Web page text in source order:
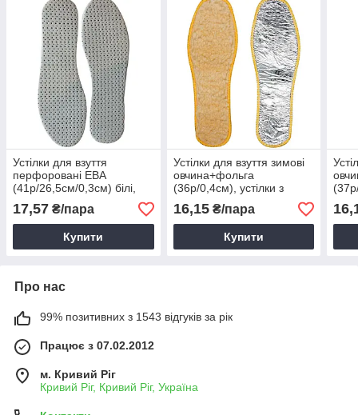
Устілки для взуття
перфоровані ЕВА
(41р/26,5см/0,3см) білі,
Перфоровані устілки
17,57 ₴/пара
Купити
Устілки для взуття зимові
овчина+фольга
(36р/0,4см), устілки з
натуральної овчини та
фольги
16,15₴/пара
Купити
Про нас
99% позитивних з 1543 відгуків за рік
Працює з 07.02.2012
м. Кривий Ріг
Кривий Ріг, Кривий Ріг, Україна